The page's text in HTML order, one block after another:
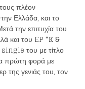
πλέον
Ελλάδα, και το
την επιτυχία του
και του EP “K&
του με τίτλο
πρώτη φορά με
της γενιάς του, τον